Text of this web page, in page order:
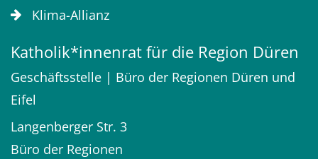
Klima-Allianz
Katholik*innenrat für die Region Düren
Geschäftsstelle | Büro der Regionen Düren und
Eifel
Langenberger Str. 3
Büro der Regionen